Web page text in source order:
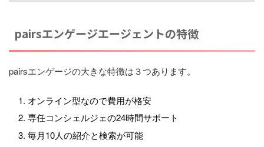
pairsエンゲージエージェントの特徴
pairsエンゲージの大きな特徴は３つあります。
オンライン型なので費用が格安
専任コンシェルジェの24時間サポート
毎月10人の紹介と検索が可能